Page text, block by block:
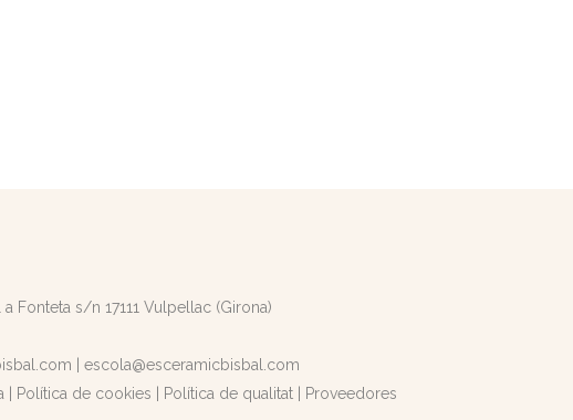
Fonteta s/n 17111 Vulpellac (Girona)
escola@esceramicbisbal.com
Política de cookies Política de qualitat Proveedores